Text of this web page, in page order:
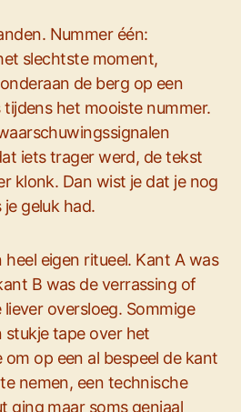
Nummer één:
slechtste moment,
de berg op een
tijdens het mooiste nummer.
iets trager werd, de tekst
klonk. Dan wist je dat je nog
geluk had.
eigen ritueel. Kant A was
B was de verrassing of
oversloeg. Sommige
stukje tape over het
op een al bespeel de kant
nemen, een technische
ging maar soms geniaal